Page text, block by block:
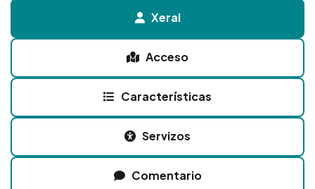
Xeral
Acceso
Características
Servizos
Comentario